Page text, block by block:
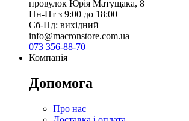
провулок Юрія Матущака, 8
Пн-Пт з 9:00 до 18:00
Сб-Нд: вихідний
info@macronstore.com.ua
073 356-88-70
Компанія
Допомога
Про нас